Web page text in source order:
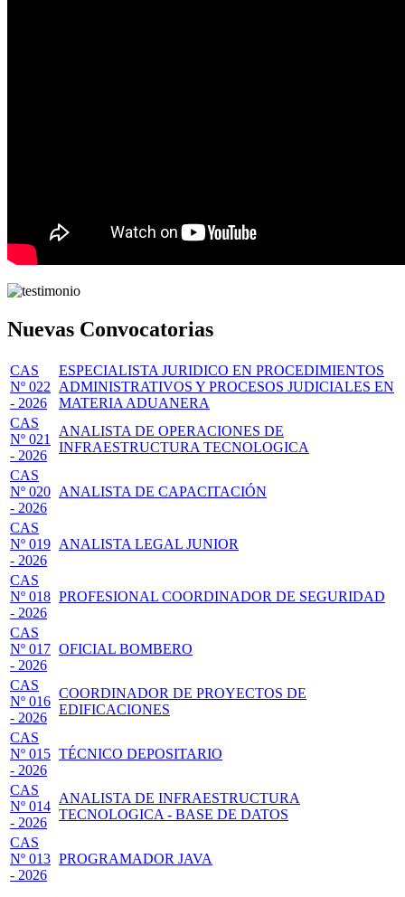
Nuevas Convocatorias
CAS
Nº 022
- 2026
ESPECIALISTA JURIDICO EN PROCEDIMIENTOS
ADMINISTRATIVOS Y PROCESOS JUDICIALES EN
MATERIA ADUANERA
CAS
Nº 021
- 2026
ANALISTA DE OPERACIONES DE
INFRAESTRUCTURA TECNOLOGICA
CAS
Nº 020
- 2026
ANALISTA DE CAPACITACIÓN
CAS
Nº 019
- 2026
ANALISTA LEGAL JUNIOR
CAS
Nº 018
- 2026
PROFESIONAL COORDINADOR DE SEGURIDAD
CAS
Nº 017
- 2026
OFICIAL BOMBERO
CAS
Nº 016
- 2026
COORDINADOR DE PROYECTOS DE
EDIFICACIONES
CAS
Nº 015
- 2026
TÉCNICO DEPOSITARIO
CAS
Nº 014
- 2026
ANALISTA DE INFRAESTRUCTURA
TECNOLOGICA - BASE DE DATOS
CAS
Nº 013
- 2026
PROGRAMADOR JAVA